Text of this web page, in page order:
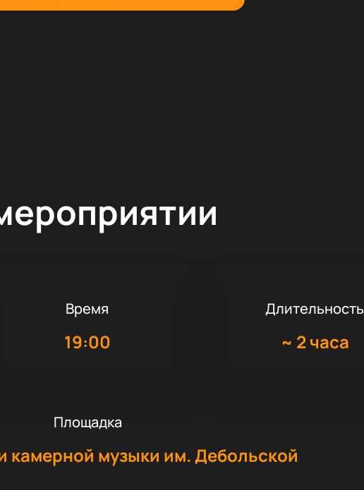
Время
19:00
Длительность
~ 2 часа
Площадка
камерной музыки им. Дебольской